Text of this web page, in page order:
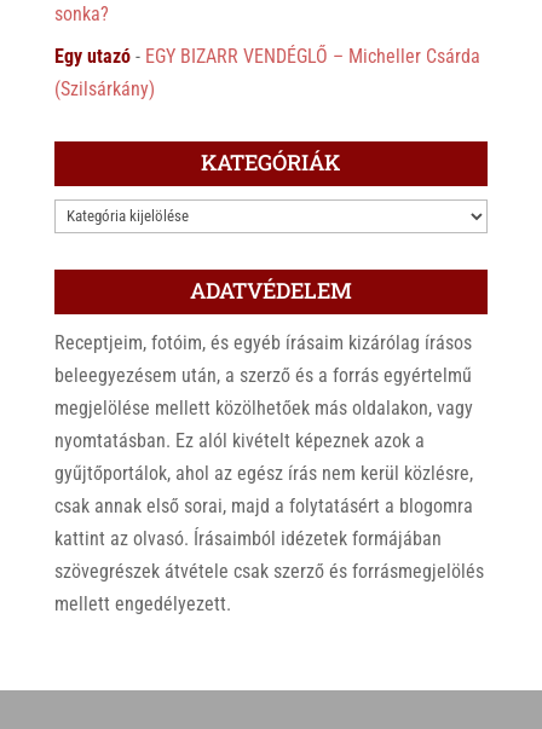
sonka?
Egy utazó- EGY BIZARR VENDÉGLŐ – Micheller Csárda
(Szilsárkány)
KATEGÓRIÁK
KATEGÓRIÁK
ADATVÉDELEM
Receptjeim, fotóim, és egyéb írásaim kizárólag írásos
beleegyezésem után, a szerző és a forrás egyértelmű
megjelölése mellett közölhetőek más oldalakon, vagy
nyomtatásban. Ez alól kivételt képeznek azok a
gyűjtőportálok, ahol az egész írás nem kerül közlésre,
csak annak első sorai, majd a folytatásért a blogomra
kattint az olvasó. Írásaimból idézetek formájában
szövegrészek átvétele csak szerző és forrásmegjelölés
mellett engedélyezett.